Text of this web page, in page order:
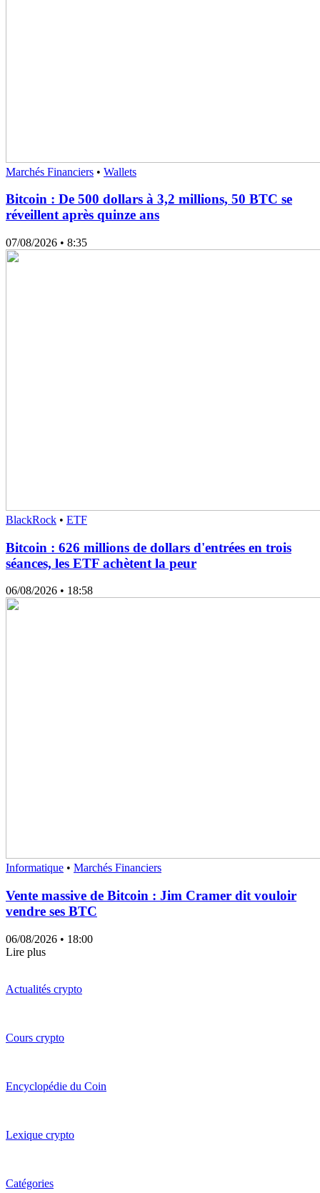
Marchés Financiers • Wallets
Bitcoin : De 500 dollars à 3,2 millions, 50 BTC se
réveillent après quinze ans
07/08/2026 • 8:35
BlackRock • ETF
Bitcoin : 626 millions de dollars d'entrées en trois
séances, les ETF achètent la peur
06/08/2026 • 18:58
Informatique • Marchés Financiers
Vente massive de Bitcoin : Jim Cramer dit vouloir
vendre ses BTC
06/08/2026 • 18:00
Lire plus
Actualités crypto
Cours crypto
Encyclopédie du Coin
Lexique crypto
Catégories